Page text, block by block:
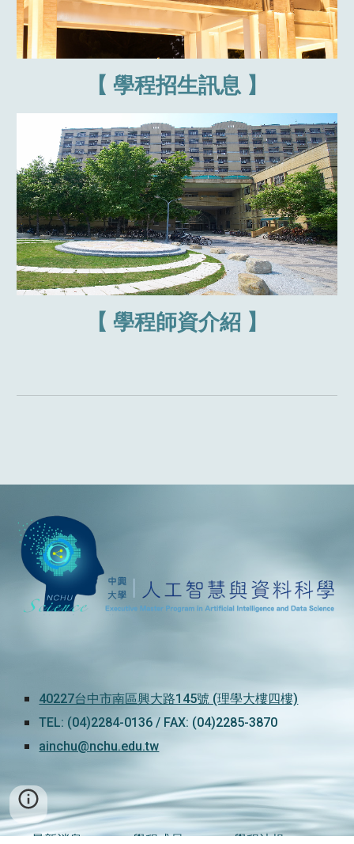
【 學程招生訊息】
【 學程師資介紹 】
40227台中市南區興大路145號 (理學大樓四樓)
TEL: (04)2284-0136 / FAX: (04)2285-3870
ainchu@nchu.edu.tw
最新消息 學程成員 學程法規